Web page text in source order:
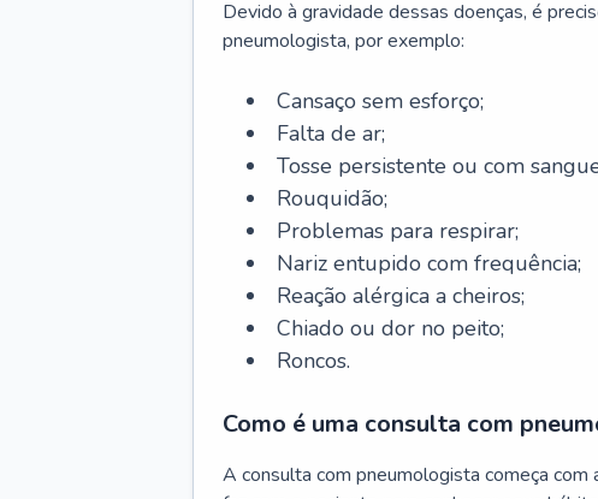
Devido à gravidade dessas doenças, é
pneumologista, por exemplo:
Cansaço sem esforço;
Falta de ar;
Tosse persistente ou com
Rouquidão;
Problemas para respirar;
Nariz entupido com frequência;
Reação alérgica a cheiros;
Chiado ou dor no peito;
Roncos.
Como é uma consulta com
A consulta com pneumologista começa